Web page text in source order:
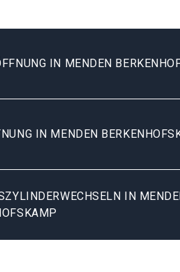
IN MENDEN
IN MENDEN
IN MENDEN